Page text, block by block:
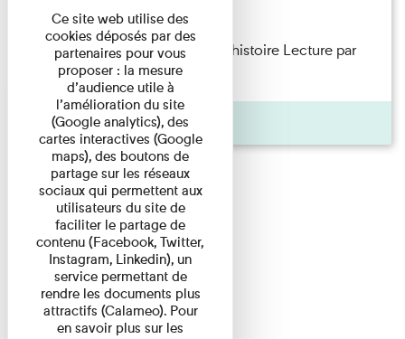
Lecture
Philippe Artières — Le dos de l’histoire Lecture par
l’auteur accompagné de ...
Pages
Ce site web utilise des
cookies déposés par des
partenaires pour vous
proposer : la mesure
d’audience utile à
l’amélioration du site
(Google analytics), des
cartes interactives (Google
maps), des boutons de
partage sur les réseaux
sociaux qui permettent aux
utilisateurs du site de
faciliter le partage de
contenu (Facebook, Twitter,
Instagram, Linkedin), un
service permettant de
rendre les documents plus
attractifs (Calameo). Pour
en savoir plus sur les